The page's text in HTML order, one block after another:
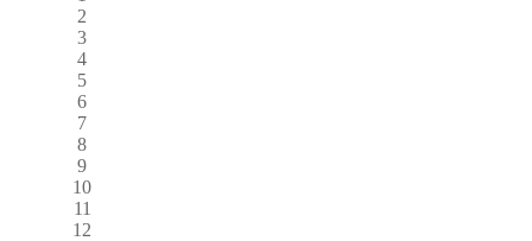
2
3
4
5
6
7
8
9
10
11
12